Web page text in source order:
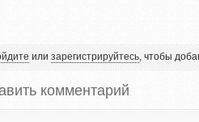
или зарегистрируйтесь, чтобы
комментарий